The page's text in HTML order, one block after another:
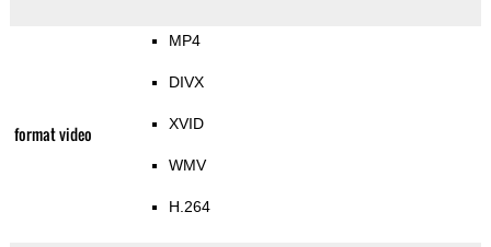
format video
MP4
DIVX
XVID
WMV
H.264